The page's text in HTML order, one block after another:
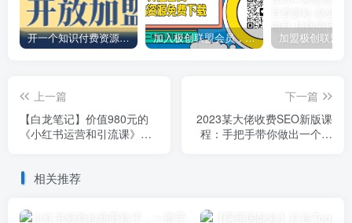
开一个知识付费资源网站，小白也能日入1000+ 加入极创联盟会员，全站资源免费学习。
上一篇
【白龙笔记】价值980元的
《小红书运营和引流课》，
下一篇
2023某大佬收费SEO新版课
程：手把手带你做出一个权
相关推荐